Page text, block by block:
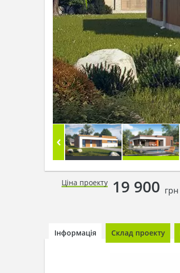
Ціна проекту 19 900 грн
Інформація Склад проекту